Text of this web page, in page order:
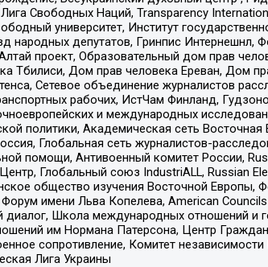
Свободных Наций, Transparеncy
университет, Институт
депутатов, Гринпис Интернешнл,
проект, Образовательный дом прав
Тбилиси, Дом прав человека Ереван, Дом
Сетевое объединение журналистов
рабочих, ИстЧам Финланд,
и международных
политики, Академическая сеть Восточная
Глобальная сеть журналистов-
помощи, Антивоенный комитет России,
Глобальный союз IndustriALL, Russian
общество изучения Восточной Европы,
имени Льва Копелева, American
Школа международных отношений и
им Нормана Патерсона, Центр
сопротивление, Комитет
Лига Украины